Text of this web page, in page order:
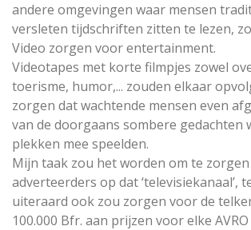
andere omgevingen waar mensen
versleten tijdschriften zitten te lezen,
Video zorgen voor entertainment.
Videotapes met korte filmpjes zowel
toerisme, humor,... zouden elkaar
zorgen dat wachtende mensen even
van de doorgaans sombere gedachten
plekken mee speelden.
Mijn taak zou het worden om te
adverteerders op dat ‘televisiekanaal’,
uiteraard ook zou zorgen voor de
100.000 Bfr. aan prijzen voor elke